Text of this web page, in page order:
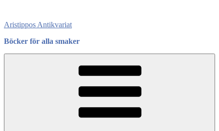
content
Aristippos Antikvariat
Böcker för alla smaker